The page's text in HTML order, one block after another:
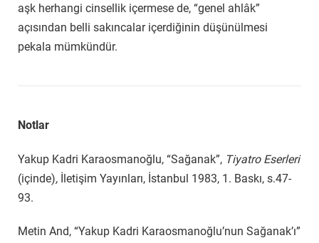
aşk herhangi cinsellik içermese de, “genel ahlâk”
açısından belli sakıncalar içerdiğinin düşünülmesi
pekala mümkündür.
Notlar
Yakup Kadri Karaosmanoğlu, “Sağanak”, Tiyatro Eserleri
(içinde), İletişim Yayınları, İstanbul 1983, 1. Baskı, s.47-
93.
Metin And, “Yakup Kadri Karaosmanoğlu’nun Sağanak’ı”